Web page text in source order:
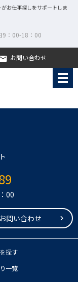
お仕事探しをサポートしま
9：00-18：00
お問い合わせ
00
お問い合わせ
探す
一覧